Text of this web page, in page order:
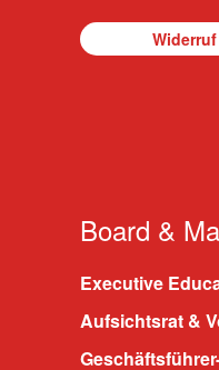
Board &
Executive
Aufsichtsrat &